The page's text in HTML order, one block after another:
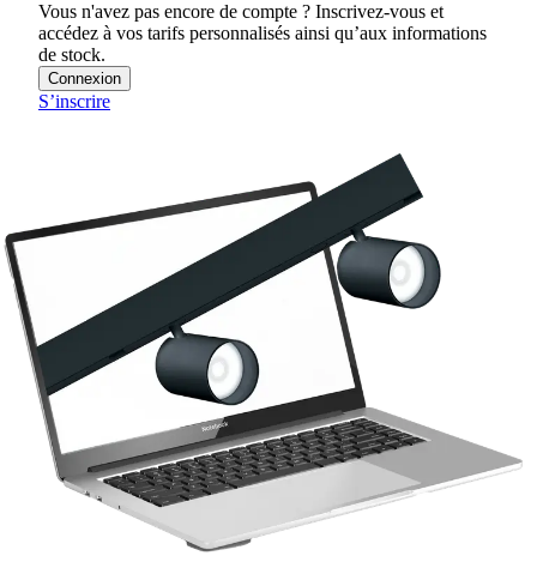
Vous n'avez pas encore de compte ? Inscrivez-vous et
accédez à vos tarifs personnalisés ainsi qu’aux informations
de stock.
Connexion
S’inscrire